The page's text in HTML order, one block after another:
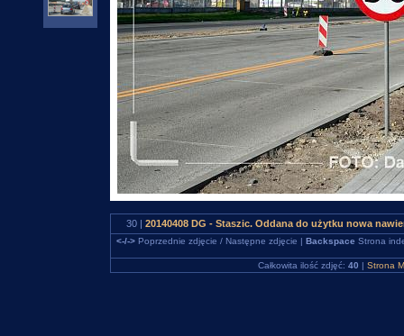
30 | 20140408 DG - Staszic. Oddana do użytku nowa
<-/->Poprzednie zdjęcie / Następne zdjęcie | Backspace Strona
Całkowita ilość zdjęć: 40 | Strona